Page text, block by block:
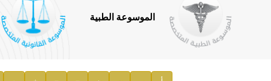
توصيات مجلس الإدارة
صدور المجلد السابع من موسوعة الآثار في سورية
إعلان..
الموسوعة الطبية